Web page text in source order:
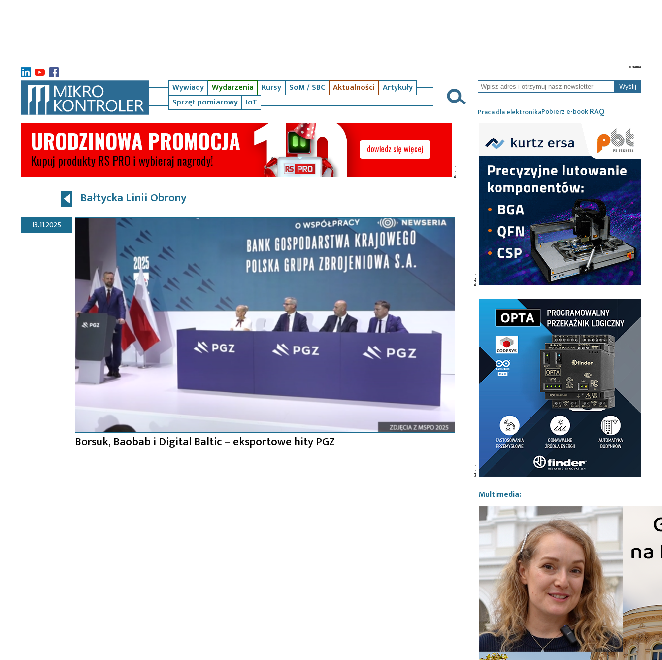
Wywiady Wydarzenia Kursy SoM / SBC Aktualności
Artykuły
Sprzęt pomiarowy
IoT
Wyślij
Praca dla elektronikaPobierz e-bookRAQ
Bałtycka Linii Obrony
13.11.2025
Borsuk, Baobab i Digital Baltic – eksportowe hity PGZ
Multimedia: